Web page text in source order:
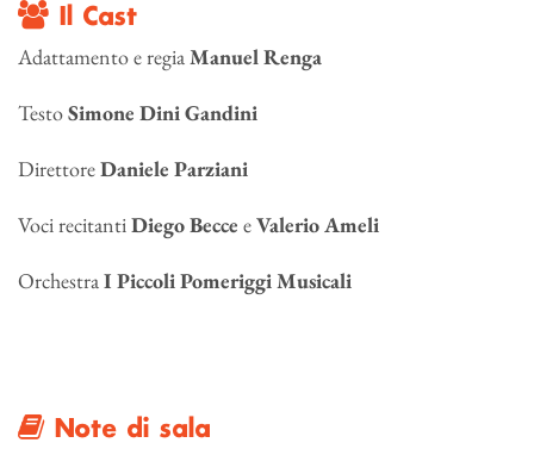
Il Cast
Adattamento e regiaManuel Renga
TestoSimone Dini Gandini
DirettoreDaniele Parziani
Voci recitantiDiego Becce eValerio Ameli
OrchestraI Piccoli Pomeriggi Musicali
Note di sala